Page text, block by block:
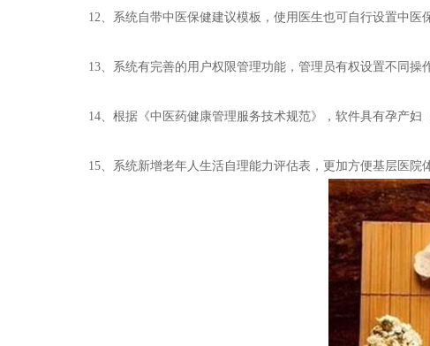
12、系统自带中医保健建议模板，使用医生也可自行设置中医
13、系统有完善的用户权限管理功能，管理员有权设置不同操作
14、根据《中医药健康管理服务技术规范》，软件具有孕产妇
15、系统新增老年人生活自理能力评估表，更加方便基层医院体